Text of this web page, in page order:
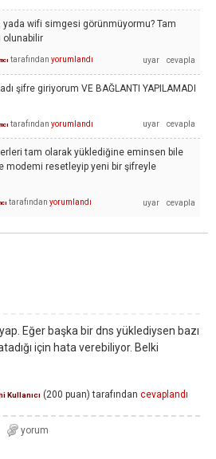
yada wifi simgesi görünmüyormu? Tam
olunabilir
tarafından yorumlandı
şifre giriyorum VE BAĞLANTI YAPILAMADI
tarafından yorumlandı
tam olarak yüklediğine eminsen bile
modemi resetleyip yeni bir şifreyle
tarafından yorumlandı
Eğer başka bir dns yüklediysen bazı
için hata verebiliyor. Belki
Kullanıcı (200 puan) tarafından cevaplandı